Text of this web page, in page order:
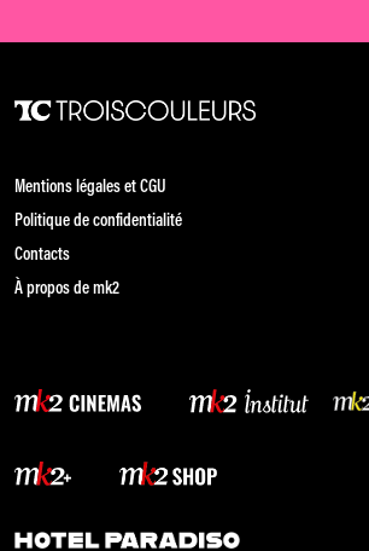
Mentions légales et CGU
Politique de confidentialité
Contacts
À propos de mk2